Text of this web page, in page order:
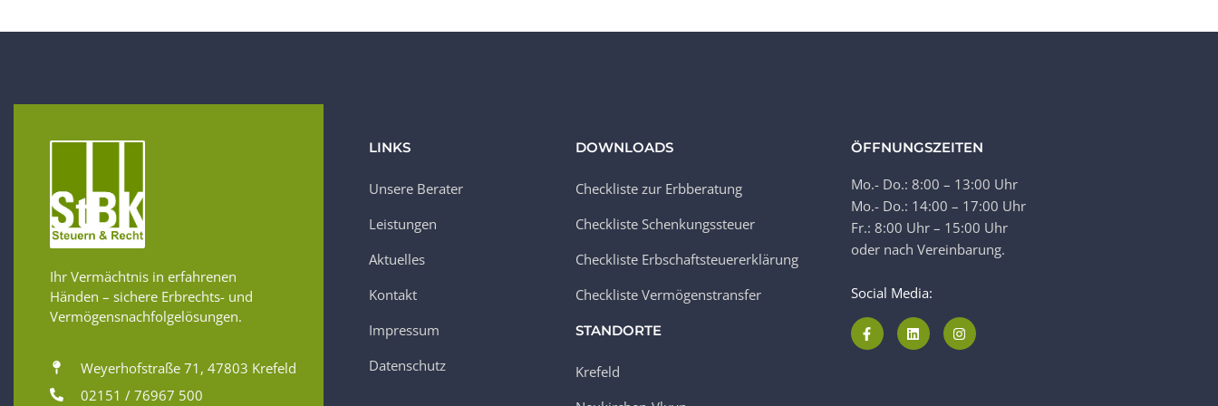
Ihr Vermächtnis in erfahrenen
Händen – sichere Erbrechts- und
Vermögensnachfolgelösungen.
Weyerhofstraße 71, 47803 Krefeld
02151 / 76967 500
LINKS
Unsere Berater
Leistungen
Aktuelles
Kontakt
Impressum
Datenschutz
DOWNLOADS
Checkliste zur Erbberatung
Checkliste Schenkungssteuer
Checkliste Erbschaftsteuererklärung
Checkliste Vermögenstransfer
STANDORTE
Krefeld
ÖFFNUNGSZEITEN
Mo.- Do.: 8:00 – 13:00 Uhr
Mo.- Do.: 14:00 – 17:00 Uhr
Fr.: 8:00 Uhr – 15:00 Uhr
oder nach Vereinbarung.
Social Media: